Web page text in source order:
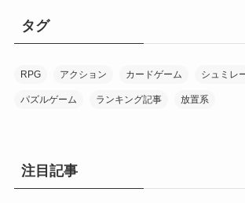
タグ
RPG アクション カードゲーム シュミレ
パズルゲーム ランキング記事 放置系
注目記事